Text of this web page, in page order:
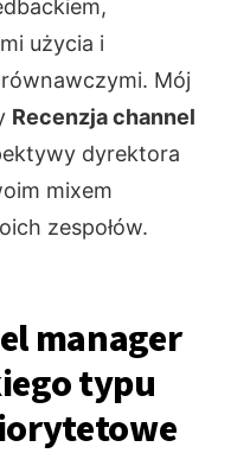
użycia i
Mój
Recenzja channel
dyrektora
mixem
zespołów.
manager
typu